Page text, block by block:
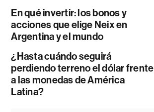
En qué invertir: los bonos y
acciones que elige Neix en
Argentina y el mundo
¿Hasta cuándo seguirá
perdiendo terreno el dólar frente
a las monedas de América
Latina?